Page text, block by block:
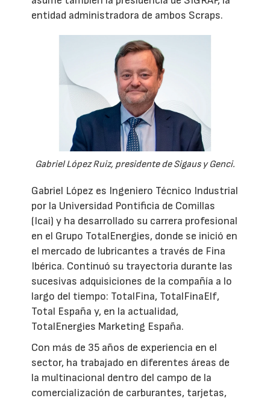
entidad administradora de ambos Scraps.
Gabriel López Ruiz, presidente de Sigaus y Genci.
Gabriel López es Ingeniero Técnico Industrial
por la Universidad Pontificia de Comillas
(Icai) y ha desarrollado su carrera profesional
en el Grupo TotalEnergies, donde se inició en
el mercado de lubricantes a través de Fina
Ibérica. Continuó su trayectoria durante las
sucesivas adquisiciones de la compañía a lo
largo del tiempo: TotalFina, TotalFinaElf,
Total España y, en la actualidad,
TotalEnergies Marketing España.
Con más de 35 años de experiencia en el
sector, ha trabajado en diferentes áreas de
la multinacional dentro del campo de la
comercialización de carburantes, tarjetas,